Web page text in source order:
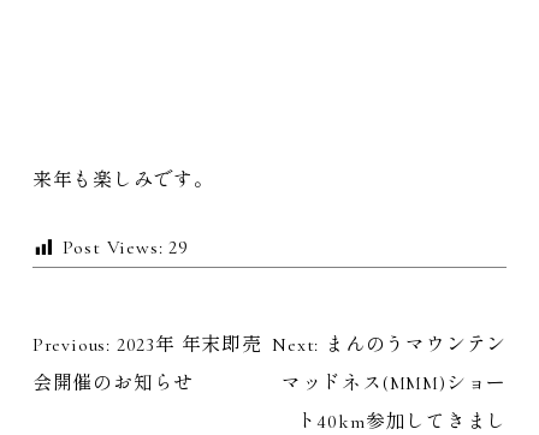
来年も楽しみです。
Post Views: 29
投
Previous: 2023年 年末即売
会開催のお知らせ
Next: まんのうマウンテン
マッドネス(MMM)ショー
ト40km参加してきまし